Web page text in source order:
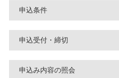
申込条件
申込受付・締切
申込み内容の照会